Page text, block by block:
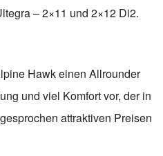
– 2×11 und 2×12 Di2.
Hawk einen Allrounder
und viel Komfort vor, der in
attraktiven Preisen